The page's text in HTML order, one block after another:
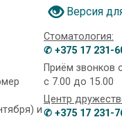
Версия
и
Стоматология:
✆ +375 17 231-
Приём звонков
с 7.00 до 15.00
Центр
✆ +375 17 231-